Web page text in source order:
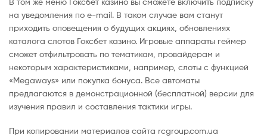
на уведомления по e-mail. В таком случае вам станут
приходить оповещения о будущих акциях, обновлениях
каталога слотов Гоксбет казино. Игровые аппараты геймер
сможет отфильтровать по тематикам, провайдерам и
некоторым характеристиками, например, слоты с функцией
«Megaways» или покупка бонуса. Все автоматы
предлагаются в демонстрационной (бесплатной) версии для
изучения правил и составления тактики игры.
При копировании материалов сайта rcgroup.com.ua